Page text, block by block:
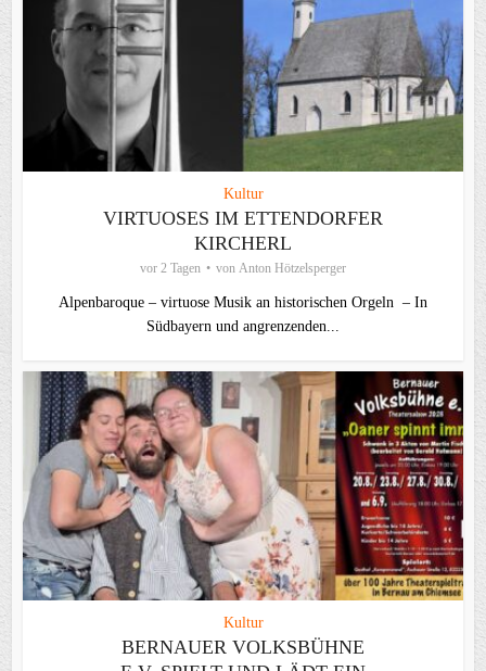
Kultur
VIRTUOSES IM ETTENDORFER
KIRCHERL
vor 2 Tagen von Anton Hötzelsperger
Alpenbaroque – virtuose Musik an historischen Orgeln – In
Südbayern und angrenzenden...
Kultur
BERNAUER VOLKSBÜHNE